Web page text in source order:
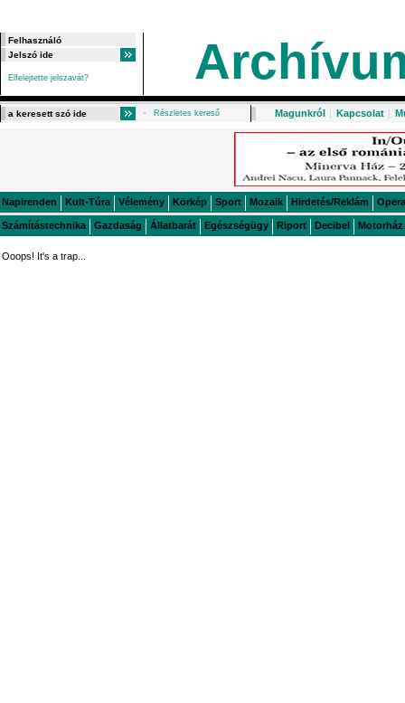
Elfelejtette jelszavát?
Részletes kereső Magunkról | Kapcsolat |
Napirenden Kult-Túra Vélemény Körkép Sport Mozaik Hirdetés/Reklám Opera
Számítástechnika Gazdaság Állatbarát Egészségügy Riport Decibel Motorház
Ooops! It's a trap...